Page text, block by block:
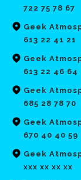
722 75 78 67
Geek
613 22 41 21
Geek
613 22 46 64
Geek
685 28 78 70
Geek
670 40 40 59
Geek
xxx xx xx xx